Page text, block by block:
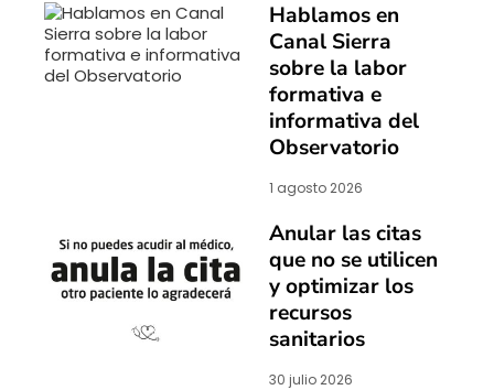
Hablamos en
Canal Sierra
sobre la labor
formativa e
informativa del
Observatorio
1 agosto 2026
Anular las citas
que no se utilicen
y optimizar los
recursos
sanitarios
30 julio 2026